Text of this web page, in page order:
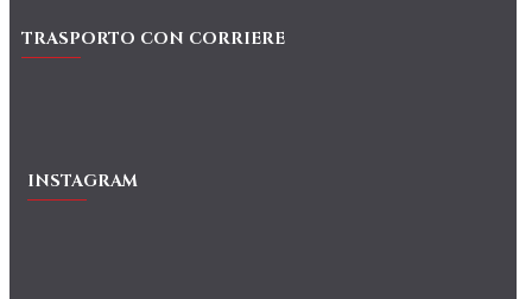
TRASPORTO CON CORRIERE
INSTAGRAM